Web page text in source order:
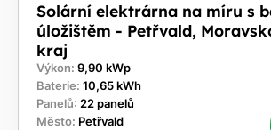
Solární elektrárna na míru s
úložištěm - Petřvald,
kraj
Výkon: 9,90 kWp
Baterie: 10,65 kWh
Panelů: 22 panelů
Město: Petřvald